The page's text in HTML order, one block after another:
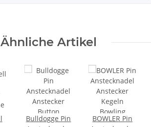
Ähnliche Artikel
Bulldogge Pin
BOWLER Pin